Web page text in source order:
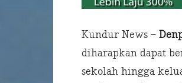
Kundur News –
diharapkan dapat
sekolah hingga